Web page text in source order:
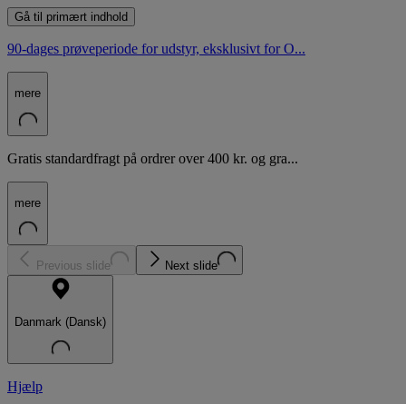
Gå til primært indhold
90-dages prøveperiode for udstyr, eksklusivt for O...
mere
Gratis standardfragt på ordrer over 400 kr. og gra...
mere
Previous slide Next slide
Danmark (Dansk)
Hjælp